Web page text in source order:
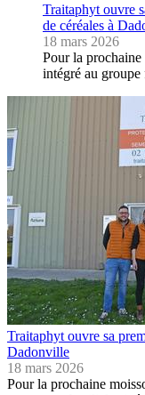
Traitaphyt ouvre
de céréales à
18 mars 2026
Pour la
intégré au
Traitaphyt ouvre sa
Dadonville
18 mars 2026
Pour la prochaine